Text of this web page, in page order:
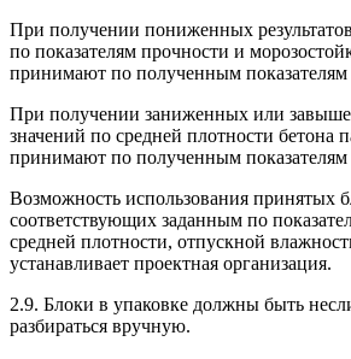
При получении пониженных
по показателям прочности и
принимают по полученным показателям
При получении заниженных или
значений по средней плотности бетона
принимают по полученным показателям
Возможность использования принятых
соответствующих заданным по
средней плотности, отпускной
устанавливает проектная организация.
2.9. Блоки в упаковке должны быть
разбираться вручную.